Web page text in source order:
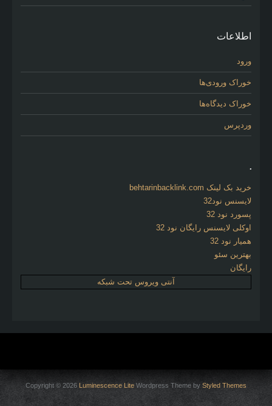
اطلاعات
ورود
خوراک ورودی‌ها
خوراک دیدگاه‌ها
وردپرس
.
خرید بک لینک behtarinbacklink.com
لایسنس نود32
پسورد نود 32
اوکلی لایسنس رایگان نود 32
همیار نود 32
بهترین سئو
رایگان
آنتی ویروس تحت شبکه
Copyright © 2026 Luminescence Lite Wordpress Theme by Styled Themes